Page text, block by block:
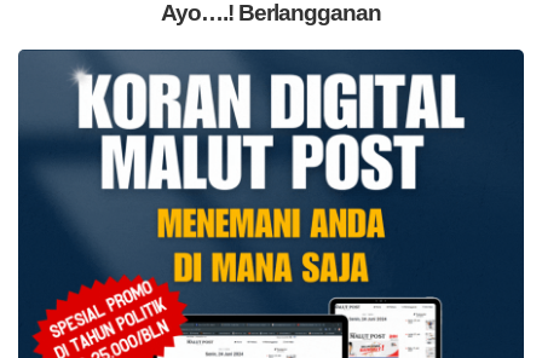
Ayo….! Berlangganan